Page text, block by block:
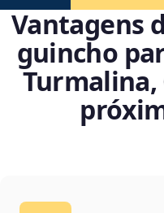
Vantagens
guincho
Turmalina,